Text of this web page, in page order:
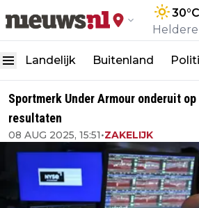
30°C
Heldere
Landelijk Buitenland
Sportmerk Under Armour onderuit
resultaten
08 AUG 2025, 15:51•ZAKELIJK